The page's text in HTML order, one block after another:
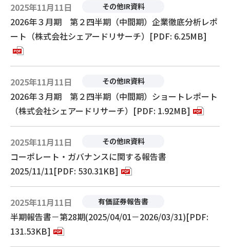
2025年11月11日 その他IR資料
2026年３月期 第２四半期（中間期）企業徹底分析レポ
ート（株式会社シェアードリサーチ）[PDF: 6.25MB]
2025年11月11日 その他IR資料
2026年３月期 第２四半期（中間期）ショートレポート
（株式会社シェアードリサーチ）[PDF: 1.92MB]
2025年11月11日 その他IR資料
コーポレート・ガバナンスに関する報告書
2025/11/11[PDF: 530.31KB]
2025年11月11日 有価証券報告書
半期報告書－第28期(2025/04/01－2026/03/31)[PDF:
131.53KB]